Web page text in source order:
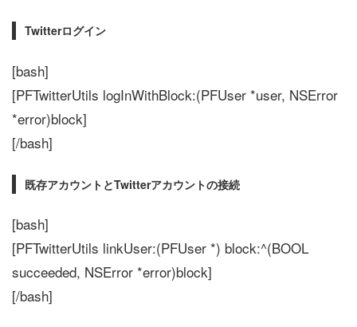
Twitterログイン
[bash]
[PFTwitterUtils logInWithBlock:(PFUser *user, NSError
*error)block]
[/bash]
既存アカウントとTwitterアカウントの接続
[bash]
[PFTwitterUtils linkUser:(PFUser *) block:^(BOOL
succeeded, NSError *error)block]
[/bash]